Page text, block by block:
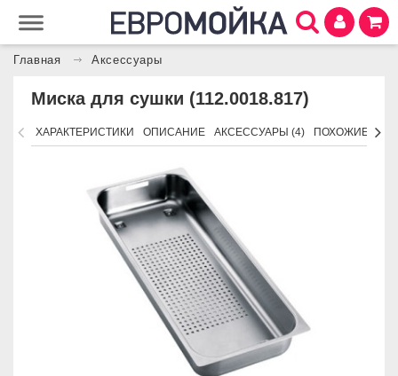
Главная Аксессуары
Миска для сушки (112.0018.817)
ХАРАКТЕРИСТИКИ ОПИСАНИЕ АКСЕССУАРЫ (4) ПОХОЖИЕ